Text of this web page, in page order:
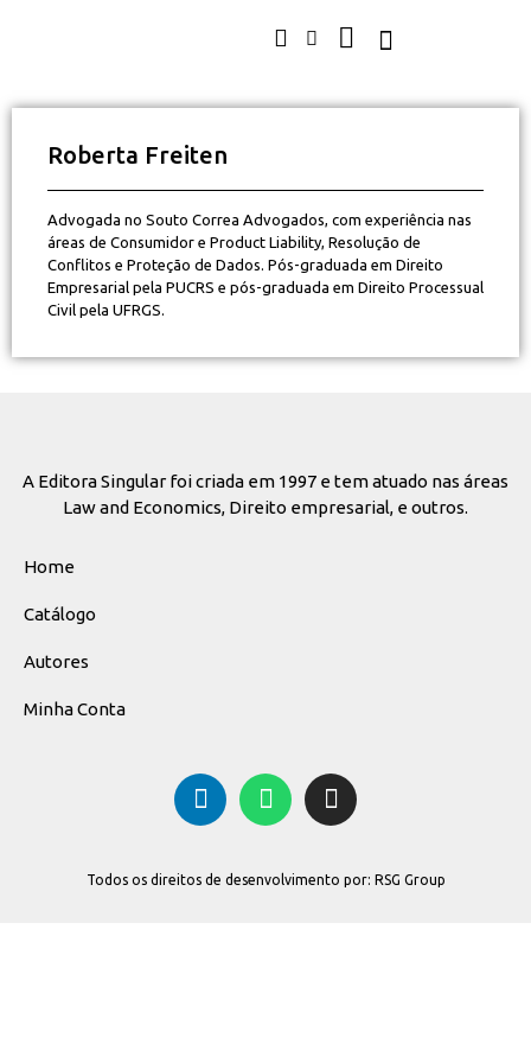
Roberta Freiten
Advogada no Souto Correa Advogados, com experiência nas
áreas de Consumidor e Product Liability, Resolução de
Conflitos e Proteção de Dados. Pós-graduada em Direito
Empresarial pela PUCRS e pós-graduada em Direito Processual
Civil pela UFRGS.
A Editora Singular foi criada em 1997 e tem atuado nas áreas
Law and Economics, Direito empresarial, e outros.
Home
Catálogo
Autores
Minha Conta
Todos os direitos de desenvolvimento por: RSG Group